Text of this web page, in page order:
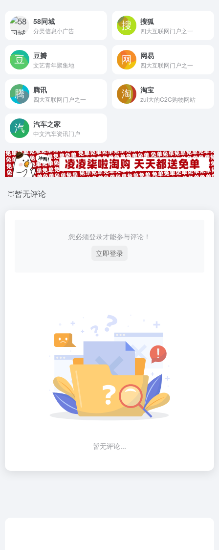
58同城
分类信息小广告
搜狐
四大互联网门户之一
豆瓣
文艺青年聚集地
网易
四大互联网门户之一
腾讯
四大互联网门户之一
淘宝
zui大的C2C购物网站
汽车之家
中文汽车资讯门户
暂无评论
您必须登录才能参与评论！
立即登录
暂无评论...